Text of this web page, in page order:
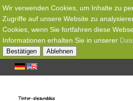
Wir verwenden Cookies, um Inhalte zu
Zugriffe auf unsere Website zu
Cookies, wenn Sie fortfahren diese
Informationen erhalten Sie in unserer
Bestätigen Ablehnen